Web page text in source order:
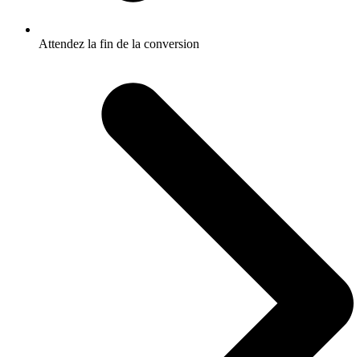
Attendez la fin de la conversion